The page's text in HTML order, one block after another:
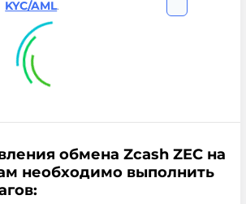
KYC/AML.
обмена Zcash ZEC на
необходимо выполнить